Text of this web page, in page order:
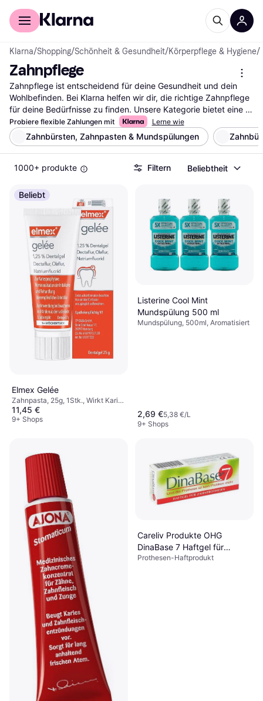
Für Shopper
Klarna/Shopping/Schönheit & Gesundheit/Körperpflege & Hygiene/
Zahnpflege
Zahnpflege ist entscheidend für deine Gesundheit und dein
Wohlbefinden. Bei Klarna helfen wir dir, die richtige Zahnpflege
für deine Bedürfnisse zu finden. Unsere Kategorie bietet eine
breite Auswahl an Produkten, die du mit unseren praktischen
Filtern durchsuchen kannst. Egal, ob du nach Zahnbürsten,
Zahnseide oder Mundspülungen suchst, unsere Filter führen
dich schnell zur besten Option. Du kannst nach Marke, Preis
oder Bewertungen filtern, um deine Suche weiter einzugrenzen.
Lies die Nutzerbewertungen, um mehr über die Erfahrungen
anderer zu erfahren und die richtige Entscheidung zu treffen.
Beginne deine Suche nach der idealen Zahnpflege hier und
finde die Produkte, die deine tägliche Routine unterstützen.
Mehr über zahnpflege »
Probiere flexible Zahlungen mit Lerne wie
Zahnbürsten, Zahnpasten & Mundspülungen
1000+ produkte Filtern Beliebtheit
Beliebt
Elmex Gelée
Zahnpasta, 25g, 1Stk., Wirkt Karies
entgegen, Stärkt den
Zahnschmelz, Für
11,45 €
9+ Shops
Listerine Cool Mint
Mundspülung 500 ml
Mundspülung, 500ml, Aromatisiert
2,69 €5,38 €/L
9+ Shops
Careliv Produkte OHG
DinaBase 7 Haftgel für
Zahnprothesen 1 St
Prothesen-Haftprodukt